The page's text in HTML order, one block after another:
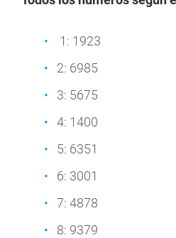
1: 1923
2: 6985
3: 5675
4: 1400
5: 6351
6: 3001
7: 4878
8: 9379